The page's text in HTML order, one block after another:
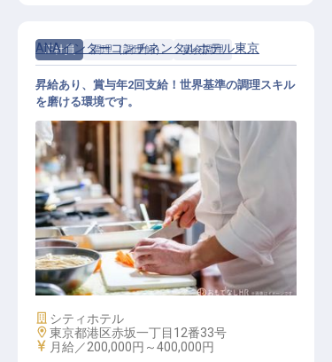
正社員 調理（調理師） 宴会調理
宴会調理（コールドセクション）
ANAインターコンチネンタルホテル東京
昇給あり、賞与年2回支給！世界基準の調理スキル
を磨ける環境です。
施設業態
シティホテル
勤務地
東京都港区赤坂一丁目12番33号
給与
月給／200,000円～400,000円